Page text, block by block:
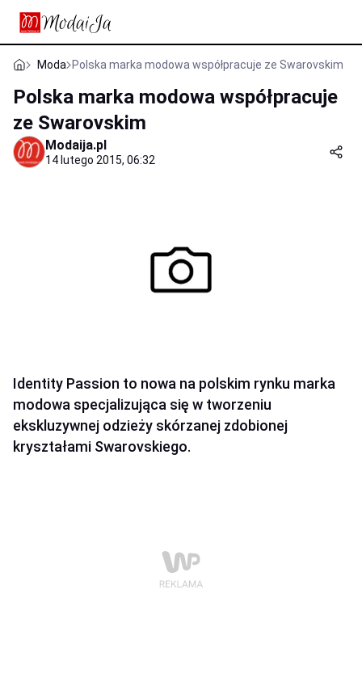
Moda Polska marka modowa współpracuje ze Swarovskim
Polska marka modowa współpracuje
ze Swarovskim
Modaija.pl
14 lutego 2015, 06:32
Identity Passion to nowa na polskim rynku marka
modowa specjalizująca się w tworzeniu
ekskluzywnej odzieży skórzanej zdobionej
kryształami Swarovskiego.